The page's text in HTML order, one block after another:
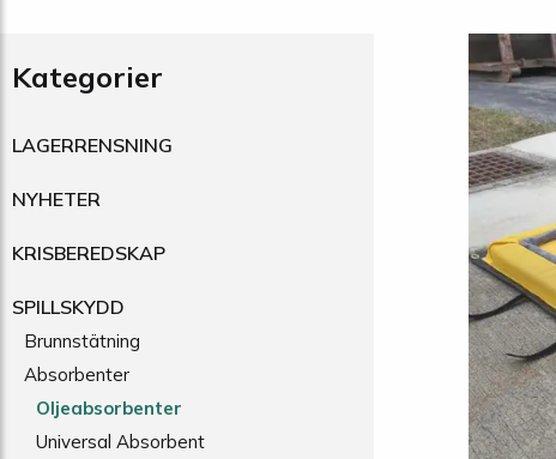
Kategorier
LAGERRENSNING
NYHETER
KRISBEREDSKAP
SPILLSKYDD
Brunnstätning
Absorbenter
Oljeabsorbenter
Universal Absorbent